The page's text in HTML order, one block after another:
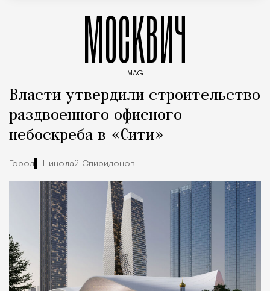
МОСКВИЧ
MAG
Власти утвердили строительство
раздвоенного офисного
небоскреба в «Сити»
Город Николай Спиридонов